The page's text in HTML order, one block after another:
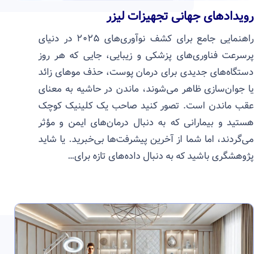
رویدادهای جهانی تجهیزات لیزر
راهنمایی جامع برای کشف نوآوری‌های ۲۰۲۵ در دنیای
پرسرعت فناوری‌های پزشکی و زیبایی، جایی که هر روز
دستگاه‌های جدیدی برای درمان پوست، حذف موهای زائد
یا جوان‌سازی ظاهر می‌شوند، ماندن در حاشیه به معنای
عقب ماندن است. تصور کنید صاحب یک کلینیک کوچک
هستید و بیمارانی که به دنبال درمان‌های ایمن و مؤثر
می‌گردند، اما شما از آخرین پیشرفت‌ها بی‌خبرید. یا شاید
پژوهشگری باشید که به دنبال داده‌های تازه برای…